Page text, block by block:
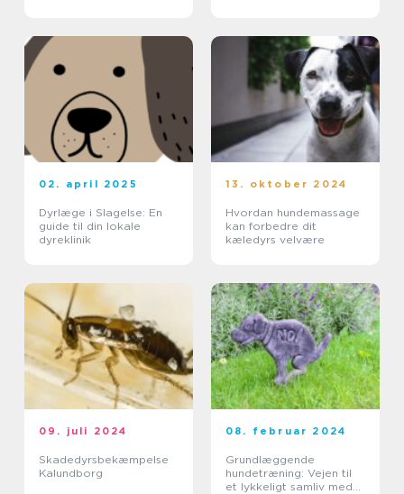
02. april 2025
Dyrlæge i Slagelse: En
guide til din lokale
dyreklinik
13. oktober 2024
Hvordan hundemassage
kan forbedre dit
kæledyrs velvære
09. juli 2024
Skadedyrsbekæmpelse
Kalundborg
08. februar 2024
Grundlæggende
hundetræning: Vejen til
et lykkeligt samliv med